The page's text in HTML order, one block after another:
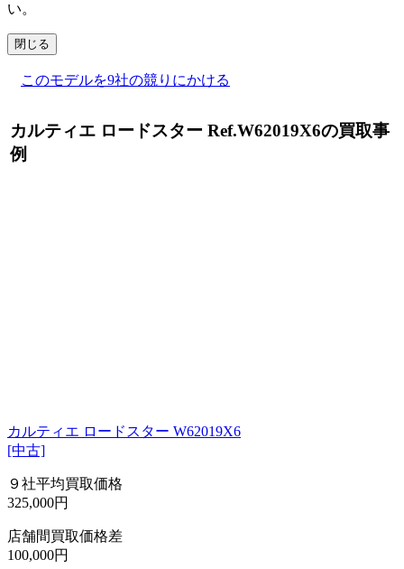
い。
閉じる
このモデルを9社の競りにかける
カルティエ ロードスター Ref.W62019X6の買取事
例
カルティエ ロードスター W62019X6
[中古]
９社平均買取価格
325,000円
店舗間買取価格差
100,000円